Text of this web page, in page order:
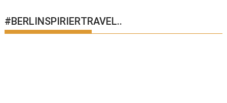
#BERLINSPIRIERTRAVEL..